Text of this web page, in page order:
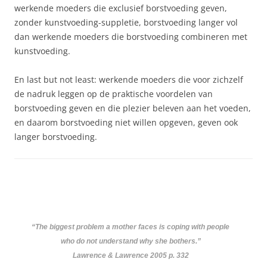
werkende moeders die exclusief borstvoeding geven,
zonder kunstvoeding-suppletie, borstvoeding langer vol
dan werkende moeders die borstvoeding combineren met
kunstvoeding.
En last but not least: werkende moeders die voor zichzelf
de nadruk leggen op de praktische voordelen van
borstvoeding geven en die plezier beleven aan het voeden,
en daarom borstvoeding niet willen opgeven, geven ook
langer borstvoeding.
“The biggest problem a mother faces is coping with people
who do not understand why she bothers.”
Lawrence & Lawrence 2005 p. 332